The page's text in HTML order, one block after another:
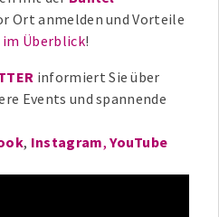
Ort anmelden und Vorteile
im Überblick!
informiert Sie über
Events und spannende
, Instagram,YouTube